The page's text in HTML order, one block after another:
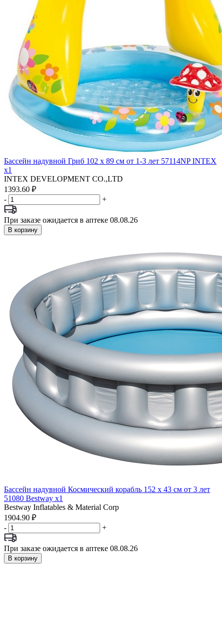
Бассейн надувной Гриб 102 х 89 см от 1-3 лет 57114NP INTEX
x1
INTEX DEVELOPMENT CO.,LTD
1393.60 ₽
-
+
При заказе ожидается в аптеке 08.08.26
В корзину
Бассейн надувной Космический корабль 152 х 43 см от 3 лет
51080 Bestway x1
Bestway Inflatables & Material Corp
1904.90 ₽
-
+
При заказе ожидается в аптеке 08.08.26
В корзину